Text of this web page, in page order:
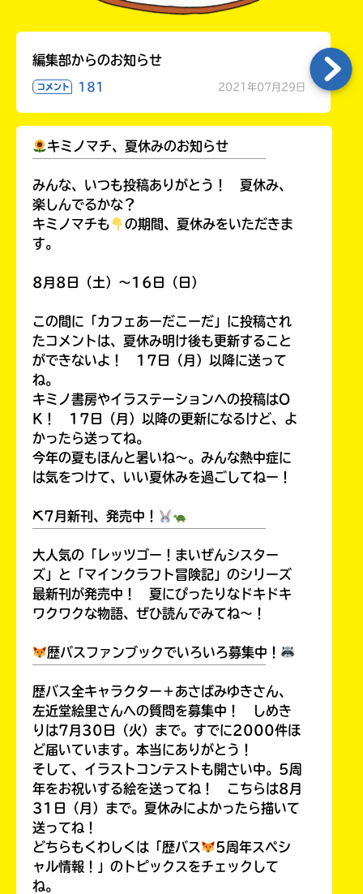
編集部からのお知らせ
コメント 181 2021年07月29日
キミノマチ、夏休みのお知らせ
みんな、いつも投稿ありがとう！ 夏休み、
楽しんでるかな？
キミノマチも
の期間、夏休みをいただきま
す。
8月8日（土）～16日（日）
この間に「カフェあーだこーだ」に投稿され
たコメントは、夏休み明け後も更新すること
ができないよ！ 17日（月）以降に送って
ね。
キミノ書房やイラステーションへの投稿はO
K！ 17日（月）以降の更新になるけど、よ
かったら送ってね。
今年の夏もほんと暑いね～。みんな熱中症に
は気をつけて、いい夏休みを過ごしてねー！
⛏7月新刊、発売中！
大人気の「レッツゴー！まいぜんシスター
ズ」と「マインクラフト冒険記」のシリーズ
最新刊が発売中！ 夏にぴったりなドキドキ
ワクワクな物語、ぜひ読んでみてね～！
歴バスファンブックでいろいろ募集中！
歴バス全キャラクター＋あさばみゆきさん、
左近堂絵里さんへの質問を募集中！ しめき
りは7月30日（火）まで。すでに2000件ほ
ど届いています。本当にありがとう！
そして、イラストコンテストも開さい中。5周
年をお祝いする絵を送ってね！ こちらは8月
31日（月）まで。夏休みによかったら描いて
送ってね！
どちらもくわしくは「歴バス
5周年スペシ
ャル情報！」のトピックスをチェックして
ね。